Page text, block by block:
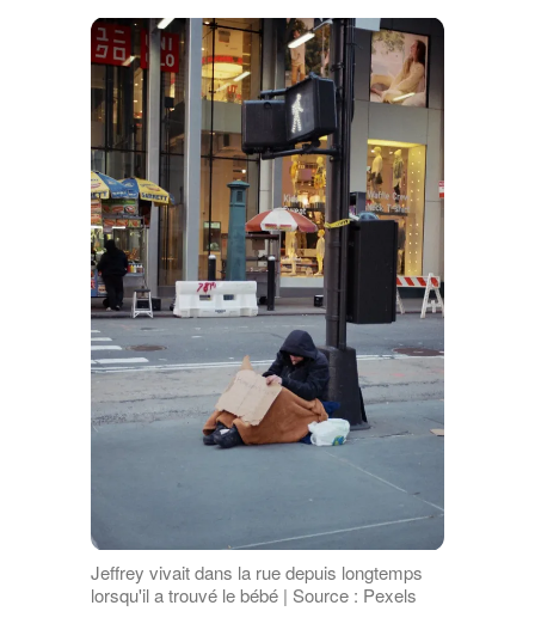
Jeffrey vivait dans la rue depuis longtemps
lorsqu'il a trouvé le bébé | Source : Pexels